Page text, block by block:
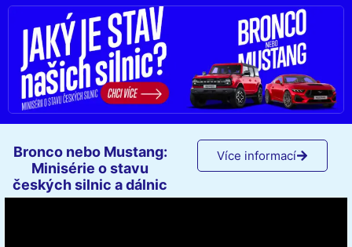
Bronco nebo Mustang:
Minisérie o stavu
českých silnic a dálnic
Více informací